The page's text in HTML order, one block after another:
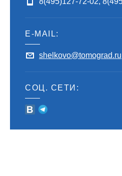
E-MAIL:
shelkovo@tomograd.ru
СОЦ. СЕТИ: